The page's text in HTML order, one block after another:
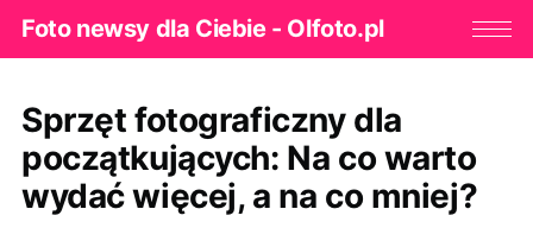
Foto newsy dla Ciebie - Olfoto.pl
Sprzęt fotograficzny dla
początkujących: Na co warto
wydać więcej, a na co mniej?